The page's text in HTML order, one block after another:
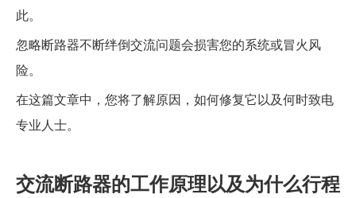
此。
忽略断路器不断绊倒交流问题会损害您的系统或冒火风
险。
在这篇文章中，您将了解原因，如何修复它以及何时致电
专业人士。
交流断路器的工作原理以及为什么行程